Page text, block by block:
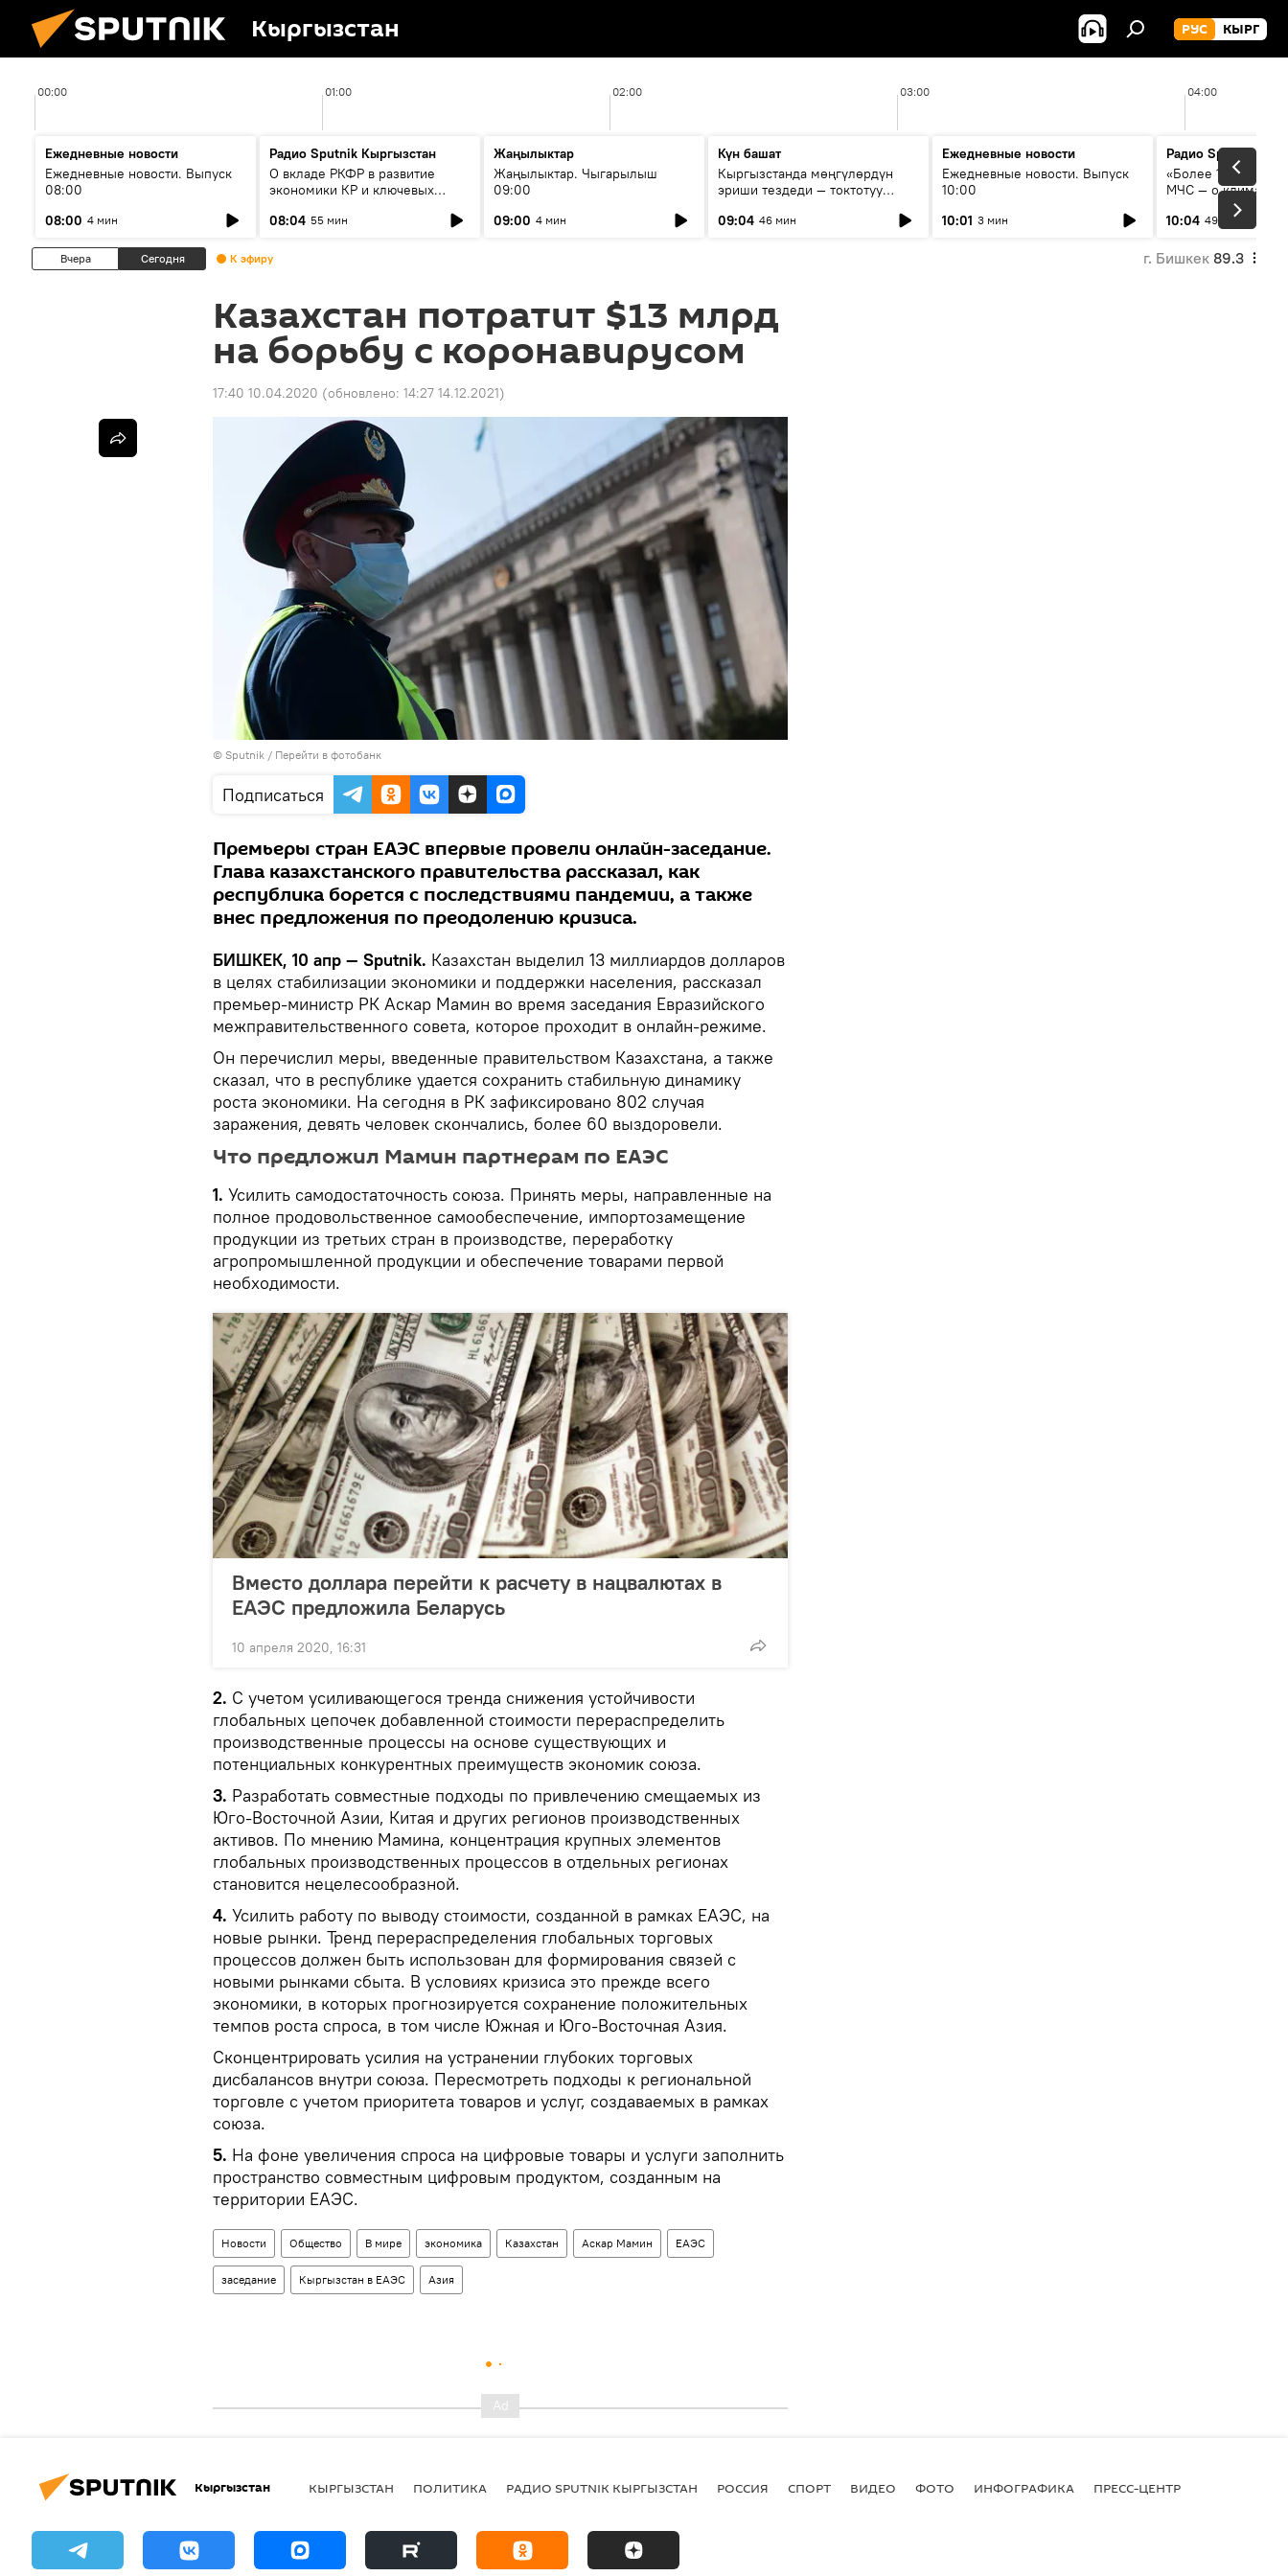
Кыргызстан РУС КЫРГ
00:00 01:00 02:00 03:00 04:00
Ежедневные новости
Ежедневные новости. Выпуск
08:00
08:00 4 мин
Радио Sputnik Кыргызстан
О вкладе РКФР в развитие
экономики КР и ключевых
08:04 55 мин
Жаңылыктар
Жаңылыктар. Чыгарылыш
09:00
09:00 4 мин
Күн башат
Кыргызстанда мөңгүлөрдүн
эриши тездеди — токтотуу
09:04 46 мин
Ежедневные новости
Ежедневные новости. Выпуск
10:00
10:01 3 мин
Радио Sputnik
«Более 1200 сёл в
МЧС — о климате,
системе
населения
10:04 49 мин
Вчера Сегодня К эфиру г. Бишкек 89.3
Казахстан потратит $13 млрд
на борьбу с коронавирусом
17:40 10.04.2020 (обновлено: 14:27 14.12.2021)
© Sputnik / Перейти в фотобанк
Подписаться
Премьеры стран ЕАЭС впервые провели онлайн-заседание.
Глава казахстанского правительства рассказал, как
республика борется с последствиями пандемии, а также
внес предложения по преодолению кризиса.
БИШКЕК, 10 апр — Sputnik. Казахстан выделил 13 миллиардов долларов
в целях стабилизации экономики и поддержки населения, рассказал
премьер-министр РК Аскар Мамин во время заседания Евразийского
межправительственного совета, которое проходит в онлайн-режиме.
Он перечислил меры, введенные правительством Казахстана, а также
сказал, что в республике удается сохранить стабильную динамику
роста экономики. На сегодня в РК зафиксировано 802 случая
заражения, девять человек скончались, более 60 выздоровели.
Что предложил Мамин партнерам по ЕАЭС
1. Усилить самодостаточность союза. Принять меры, направленные на
полное продовольственное самообеспечение, импортозамещение
продукции из третьих стран в производстве, переработку
агропромышленной продукции и обеспечение товарами первой
необходимости.
Вместо доллара перейти к расчету в нацвалютах в
ЕАЭС предложила Беларусь
10 апреля 2020, 16:31
2. С учетом усиливающегося тренда снижения устойчивости
глобальных цепочек добавленной стоимости перераспределить
производственные процессы на основе существующих и
потенциальных конкурентных преимуществ экономик союза.
3. Разработать совместные подходы по привлечению смещаемых из
Юго-Восточной Азии, Китая и других регионов производственных
активов. По мнению Мамина, концентрация крупных элементов
глобальных производственных процессов в отдельных регионах
становится нецелесообразной.
4. Усилить работу по выводу стоимости, созданной в рамках ЕАЭС, на
новые рынки. Тренд перераспределения глобальных торговых
процессов должен быть использован для формирования связей с
новыми рынками сбыта. В условиях кризиса это прежде всего
экономики, в которых прогнозируется сохранение положительных
темпов роста спроса, в том числе Южная и Юго-Восточная Азия.
Сконцентрировать усилия на устранении глубоких торговых
дисбалансов внутри союза. Пересмотреть подходы к региональной
торговле с учетом приоритета товаров и услуг, создаваемых в рамках
союза.
5. На фоне увеличения спроса на цифровые товары и услуги заполнить
пространство совместным цифровым продуктом, созданным на
территории ЕАЭС.
Новости Общество В мире экономика Казахстан Аскар Мамин ЕАЭС
заседание Кыргызстан в ЕАЭС Азия
Кыргызстан КЫРГЫЗСТАН ПОЛИТИКА РАДИО SPUTNIK КЫРГЫЗСТАН РОССИЯ СПОРТ ВИДЕО ФОТО ИНФОГРАФИКА ПРЕСС-ЦЕНТР